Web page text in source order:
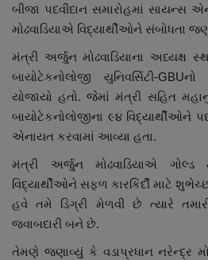
નાણાંકીય સમાચાર
સ્થાનિક સમાચાર
સ્પોર્ટ્સ
ગુનાખોરી
બોલિવૂડ
બીજા પદવીદાન સમારોહમાં સાયન્સ
મોઢવાડિયાએ વિદ્યાર્થીઓને સંબોધતા
મંત્રી અર્જુન મોઢવાડિયાના અધ્યક્ષ
બાયોટેકનોલોજી યુનિવર્સિટી-GBUનો
યોજાયો હતો. જેમાં મંત્રી સહિત
બાયોટેકનોલોજીના ૯૪ વિદ્યાર્થીઓને
એનાયત કરવામાં આવ્યા હતા.
મંત્રી અર્જુન મોઢવાડિયાએ
વિદ્યાર્થીઓને સફળ કારકિર્દી માટે
હવે તમે ડિગ્રી મેળવી છે ત્યારે
જવાબદારી બને છે.
તેમણે જણાવ્યું કે વડાપ્રધાન નરેન્દ્ર